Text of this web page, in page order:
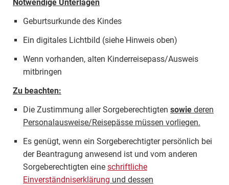
Notwendige Unterlagen
Geburtsurkunde des Kindes
Ein digitales Lichtbild (siehe Hinweis oben)
Wenn vorhanden, alten Kinderreisepass/Ausweis
mitbringen
Zu beachten:
Die Zustimmung aller Sorgeberechtigten sowie deren
Personalausweise/Reisepässe müssen vorliegen.
Es genügt, wenn ein Sorgeberechtigter persönlich bei
der Beantragung anwesend ist und vom anderen
Sorgeberechtigten eine schriftliche
Einverständniserklärung und dessen